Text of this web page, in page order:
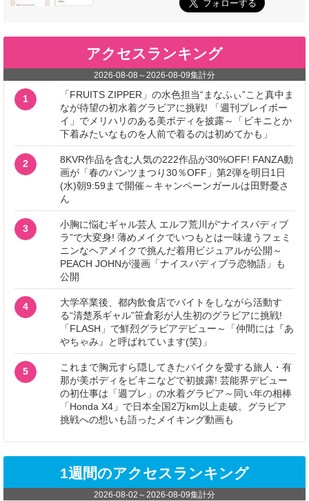
アクセスランキング
2026-08-08 ～2026-08-09集計分
1
「FRUITS ZIPPER」の水色担当“まなふぃ”こと真中ま
なが待望の初水着グラビアに挑戦! 「週刊プレイボー
イ」でメリハリのある美ボディを披露～「ビキニとか
下着みたいなものを人前で着るのは初めてかも」
2
8KVR作品を含む人気の222作品が30%OFF! FANZA動
画が「春のパンツまつり30％OFF」第2弾を明日1日
(水)朝9:59まで開催～キャンペーンガールは田野憂さ
ん
3
小胸に悩むギャル芸人 エルフ荒川が“ナイスバディブ
ラ”で大変身! 薄めメイクでいつもとは一味違うフェミ
ニンなヘアメイクで挑んだ着用ビジュアルが公開～
PEACH JOHNが漫画「ナイスバディブラ恋物語」も
公開
4
大学卒業後、都内飲食店でバイトをしながら活動す
る“清楚系ギャル”笹倉彩が人生初のグラビアに挑戦!
「FLASH」で鮮烈グラビアデビュー～「仲間には『あ
やちゃみ』と呼ばれています(笑)」
5
これまで胸元すら隠してきたバイクを愛する旅人・有
那が美ボディをビキニなどで初披露! 芸能界デビュー
の初仕事は「週プレ」の水着グラビア～同い年の相棒
「Honda X4」で日本全国2万km以上走破。グラビア
挑戦への想いも語ったメイキング動画も
1週間のアクセスランキング
2026-08-02 ～2026-08-09集計分